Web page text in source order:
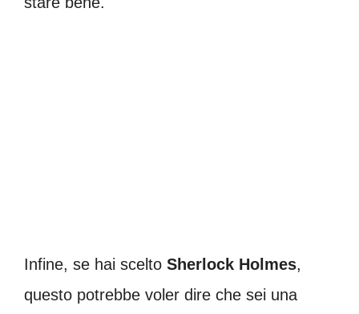
Infine, se hai scelto Sherlock Holmes,
questo potrebbe voler dire che sei una